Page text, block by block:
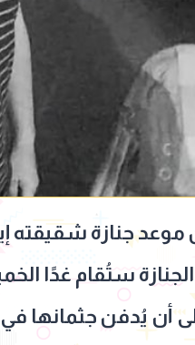
شقيقته
الجنازة ستُقام
أن يُدفن جثمانها في